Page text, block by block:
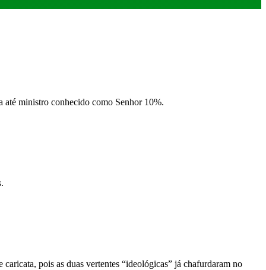
até ministro conhecido como Senhor 10%.
pois as duas vertentes “ideológicas” já chafurdaram no